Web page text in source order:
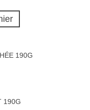
190G
190G